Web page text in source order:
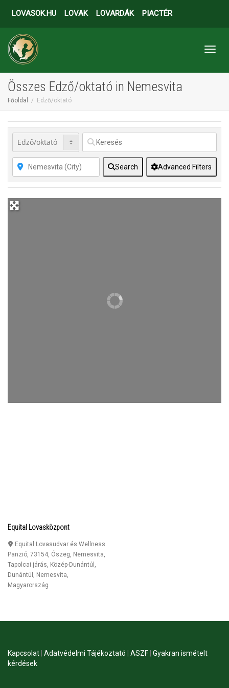
LOVASOK.HU LOVAK LOVARDÁK PIACTÉR
Összes Edző/oktató in Nemesvita
Főoldal Edző/oktató
Search Advanced Filters
Equital Lovasközpont
Equital Lovasudvar és Wellness
Panzió, 73154, Ószeg, Nemesvita,
Tapolcai járás, Közép-Dunántúl,
Dunántúl , Nemesvita,
Magyarország
Kapcsolat Adatvédelmi Tájékoztató ASZF Gyakran ismételt
kérdések